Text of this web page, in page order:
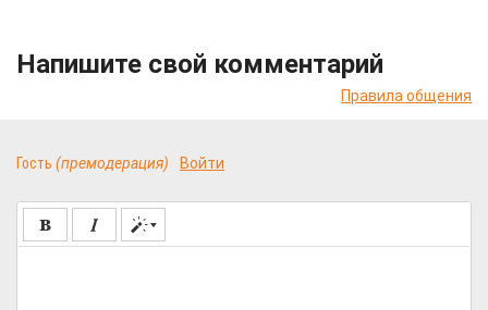
Напишите свой комментарий
Правила общения
Гость (премодерация) Войти